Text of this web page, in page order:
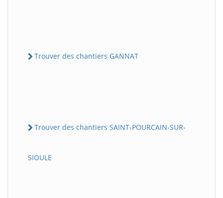
Trouver des chantiers GANNAT
Trouver des chantiers SAINT-POURCAIN-SUR-
SIOULE